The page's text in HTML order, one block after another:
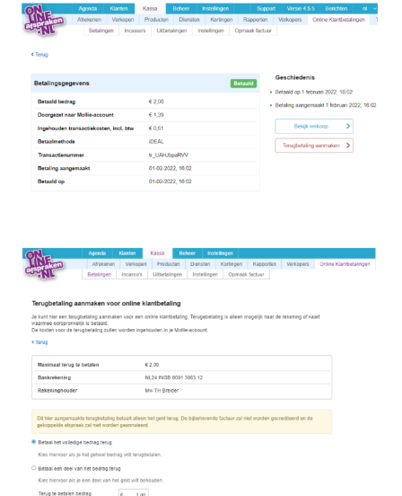
Image
Image